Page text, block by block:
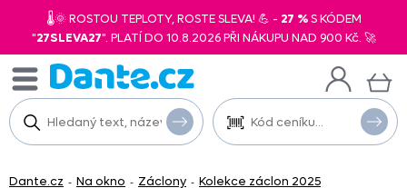
🌡️🌞 ROSTOU TEPLOTY, ROSTE SLEVA! 💪 - 27 %S KÓDEM
"27SLEVA27". PLATÍ DO 10.8.2026 PŘI NÁKUPU NAD 900 Kč. 🚀
Dante.cz - Na okno - Záclony - Kolekce záclon 2025